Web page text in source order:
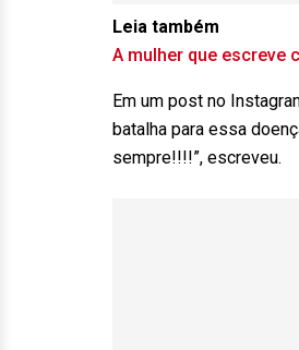
Leia também
A mulher que escreve
Em um post no
batalha para essa
sempre!!!!”, escreveu.